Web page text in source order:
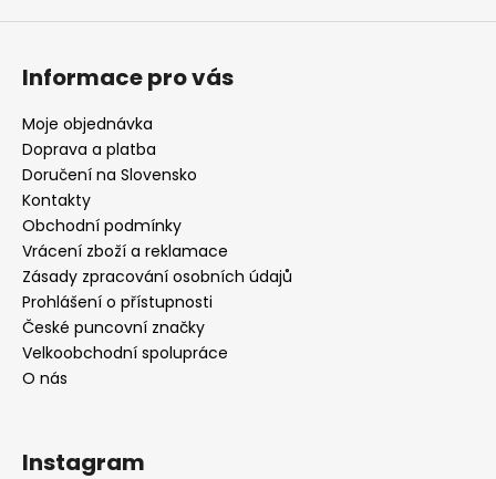
Informace pro vás
Moje objednávka
Doprava a platba
Doručení na Slovensko
Kontakty
Obchodní podmínky
Vrácení zboží a reklamace
Zásady zpracování osobních údajů
Prohlášení o přístupnosti
České puncovní značky
Velkoobchodní spolupráce
O nás
Instagram